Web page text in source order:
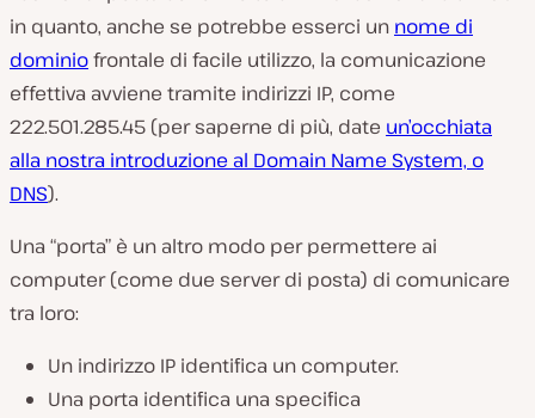
in quanto, anche se potrebbe esserci un nome di
dominiofrontale di facile utilizzo, la comunicazione
effettiva avviene tramite indirizzi IP, come
222.501.285.45 (per saperne di più, date un’occhiata
alla nostra introduzione al Domain Name System, o
DNS).
Una “porta” è un altro modo per permettere ai
computer (come due server di posta) di comunicare
tra loro:
Un indirizzo IP identifica un computer.
Una porta identifica una specifica